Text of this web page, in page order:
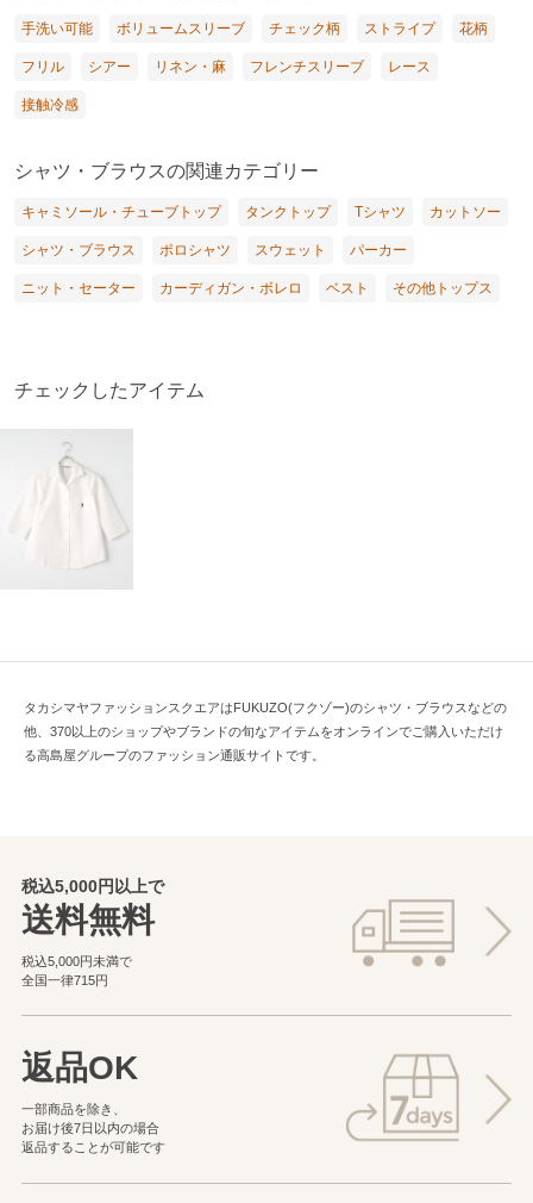
手洗い可能 ボリュームスリーブ チェック柄 ストライプ 花柄
フリル シアー リネン・麻 フレンチスリーブ レース
接触冷感
シャツ・ブラウスの関連カテゴリー
キャミソール・チューブトップ タンクトップ Tシャツ カットソー
シャツ・ブラウス ポロシャツ スウェット パーカー
ニット・セーター カーディガン・ボレロ ベスト その他トップス
チェックしたアイテム
タカシマヤファッションスクエアはFUKUZO(フクゾー)のシャツ・ブラウスなどの
他、370以上のショップやブランドの旬なアイテムをオンラインでご購入いただけ
る高島屋グループのファッション通販サイトです。
税込5,000円以上で
送料無料
税込5,000円未満で
全国一律715円
返品OK
一部商品を除き、
お届け後7日以内の場合
返品することが可能です